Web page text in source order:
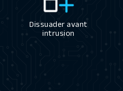
Dissuader avant
intrusion